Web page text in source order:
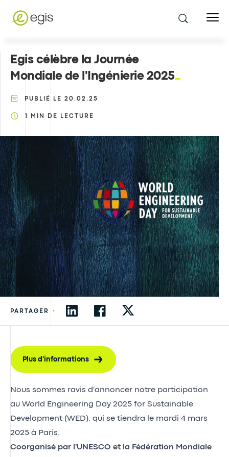
Egis célèbre la Journée
Mondiale de l'Ingénierie 2025
PUBLIÉ LE 20.02.25
MIN DE LECTURE
PARTAGER •
Plus d'informations
Nous sommes ravis d'annoncer notre participation
au World Engineering Day 2025 for Sustainable
Development (WED), qui se tiendra le mardi 4 mars
2025 à Paris.
Coorganisé par l'UNESCO et la Fédération Mondiale